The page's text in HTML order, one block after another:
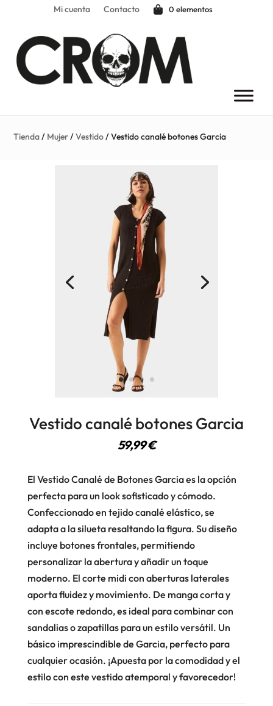
Mi cuenta Contacto 0 elementos
Tienda/ Mujer/Vestido/ Vestido canalé botones Garcia
Vestido canalé botones Garcia
59,99€
El Vestido Canalé de Botones Garcia es la opción
perfecta para un look sofisticado y cómodo.
Confeccionado en tejido canalé elástico, se
adapta a la silueta resaltando la figura. Su diseño
incluye botones frontales, permitiendo
personalizar la abertura y añadir un toque
moderno. El corte midi con aberturas laterales
aporta fluidez y movimiento. De manga corta y
con escote redondo, es ideal para combinar con
sandalias o zapatillas para un estilo versátil. Un
básico imprescindible de Garcia, perfecto para
cualquier ocasión. ¡Apuesta por la comodidad y el
estilo con este vestido atemporal y favorecedor!